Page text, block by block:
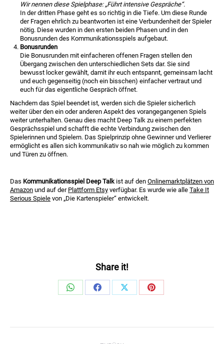
Wir nennen diese Spielphase: „Führt intensive Gespräche“.
In der dritten Phase geht es so richtig in die Tiefe. Um diese Runde
der Fragen ehrlich zu beantworten ist eine Verbundenheit der Spieler
nötig. Diese wurden in den ersten beiden Phasen und in den
Bonusrunden des Kommunikationsspiels aufgebaut.
Bonusrunden
Die Bonusrunden mit einfacheren offenen Fragen stellen den
Übergang zwischen den unterschiedlichen Sets dar. Sie sind
bewusst locker gewählt, damit ihr euch entspannt, gemeinsam lacht
und euch gegenseitig (noch ein bisschen) einfacher vertraut und
euch für das eigentliche Gespräch öffnet.
Nachdem das Spiel beendet ist, werden sich die Spieler sicherlich
weiter über den ein oder anderen Aspekt des vorangegangenen Spiels
weiter unterhalten. Genau dies macht Deep Talk zu einem perfekten
Gesprächsspiel und schafft die echte Verbindung zwischen den
Spielerinnen und Spielern. Das Spielprinzip ohne Gewinner und Verlierer
ermöglicht es allen sich kommunikativ so nah wie möglich zu kommen
und Türen zu öffnen.
Das Kommunikationsspiel Deep Talkist auf den Onlinemarktplätzen von
Amazon und auf der Plattform Etsy verfügbar. Es wurde wie alle Take It
Serious Spiele von „Die Kartenspieler“ entwickelt.
Share it!
Share
Share
Share
Share
Kommentarnavigation